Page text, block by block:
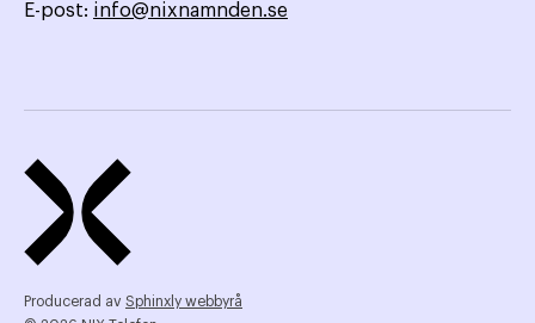
E-post: info@nixnamnden.se
Producerad av Sphinxly webbyrå